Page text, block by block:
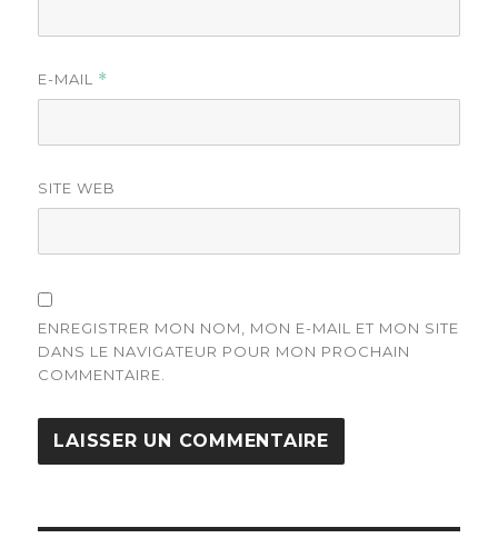
E-MAIL *
SITE WEB
ENREGISTRER MON NOM, MON E-MAIL ET MON SITE
DANS LE NAVIGATEUR POUR MON PROCHAIN
COMMENTAIRE.